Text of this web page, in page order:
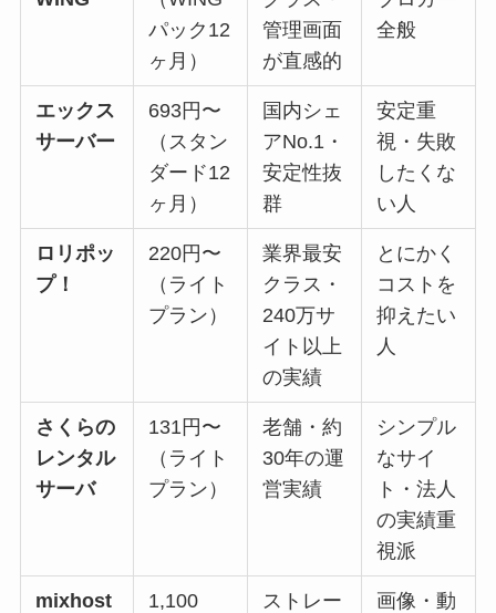
パック12
ヶ月）
管理画面
が直感的
全般
エックス
サーバー
693円〜
（スタン
ダード12
ヶ月）
国内シェ
アNo.1・
安定性抜
群
安定重
視・失敗
したくな
い人
ロリポッ
プ！
220円〜
（ライト
プラン）
業界最安
クラス・
240万サ
イト以上
の実績
とにかく
コストを
抑えたい
人
さくらの
レンタル
サーバ
131円〜
（ライト
プラン）
老舗・約
30年の運
営実績
シンプル
なサイ
ト・法人
の実績重
視派
mixhost
1,100
ストレー
画像・動